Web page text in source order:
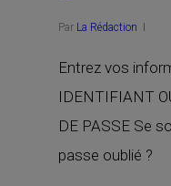
Par La Rédaction
Entrez vos
IDENTIFIANT
DE PASSE Se
passe oublié ?